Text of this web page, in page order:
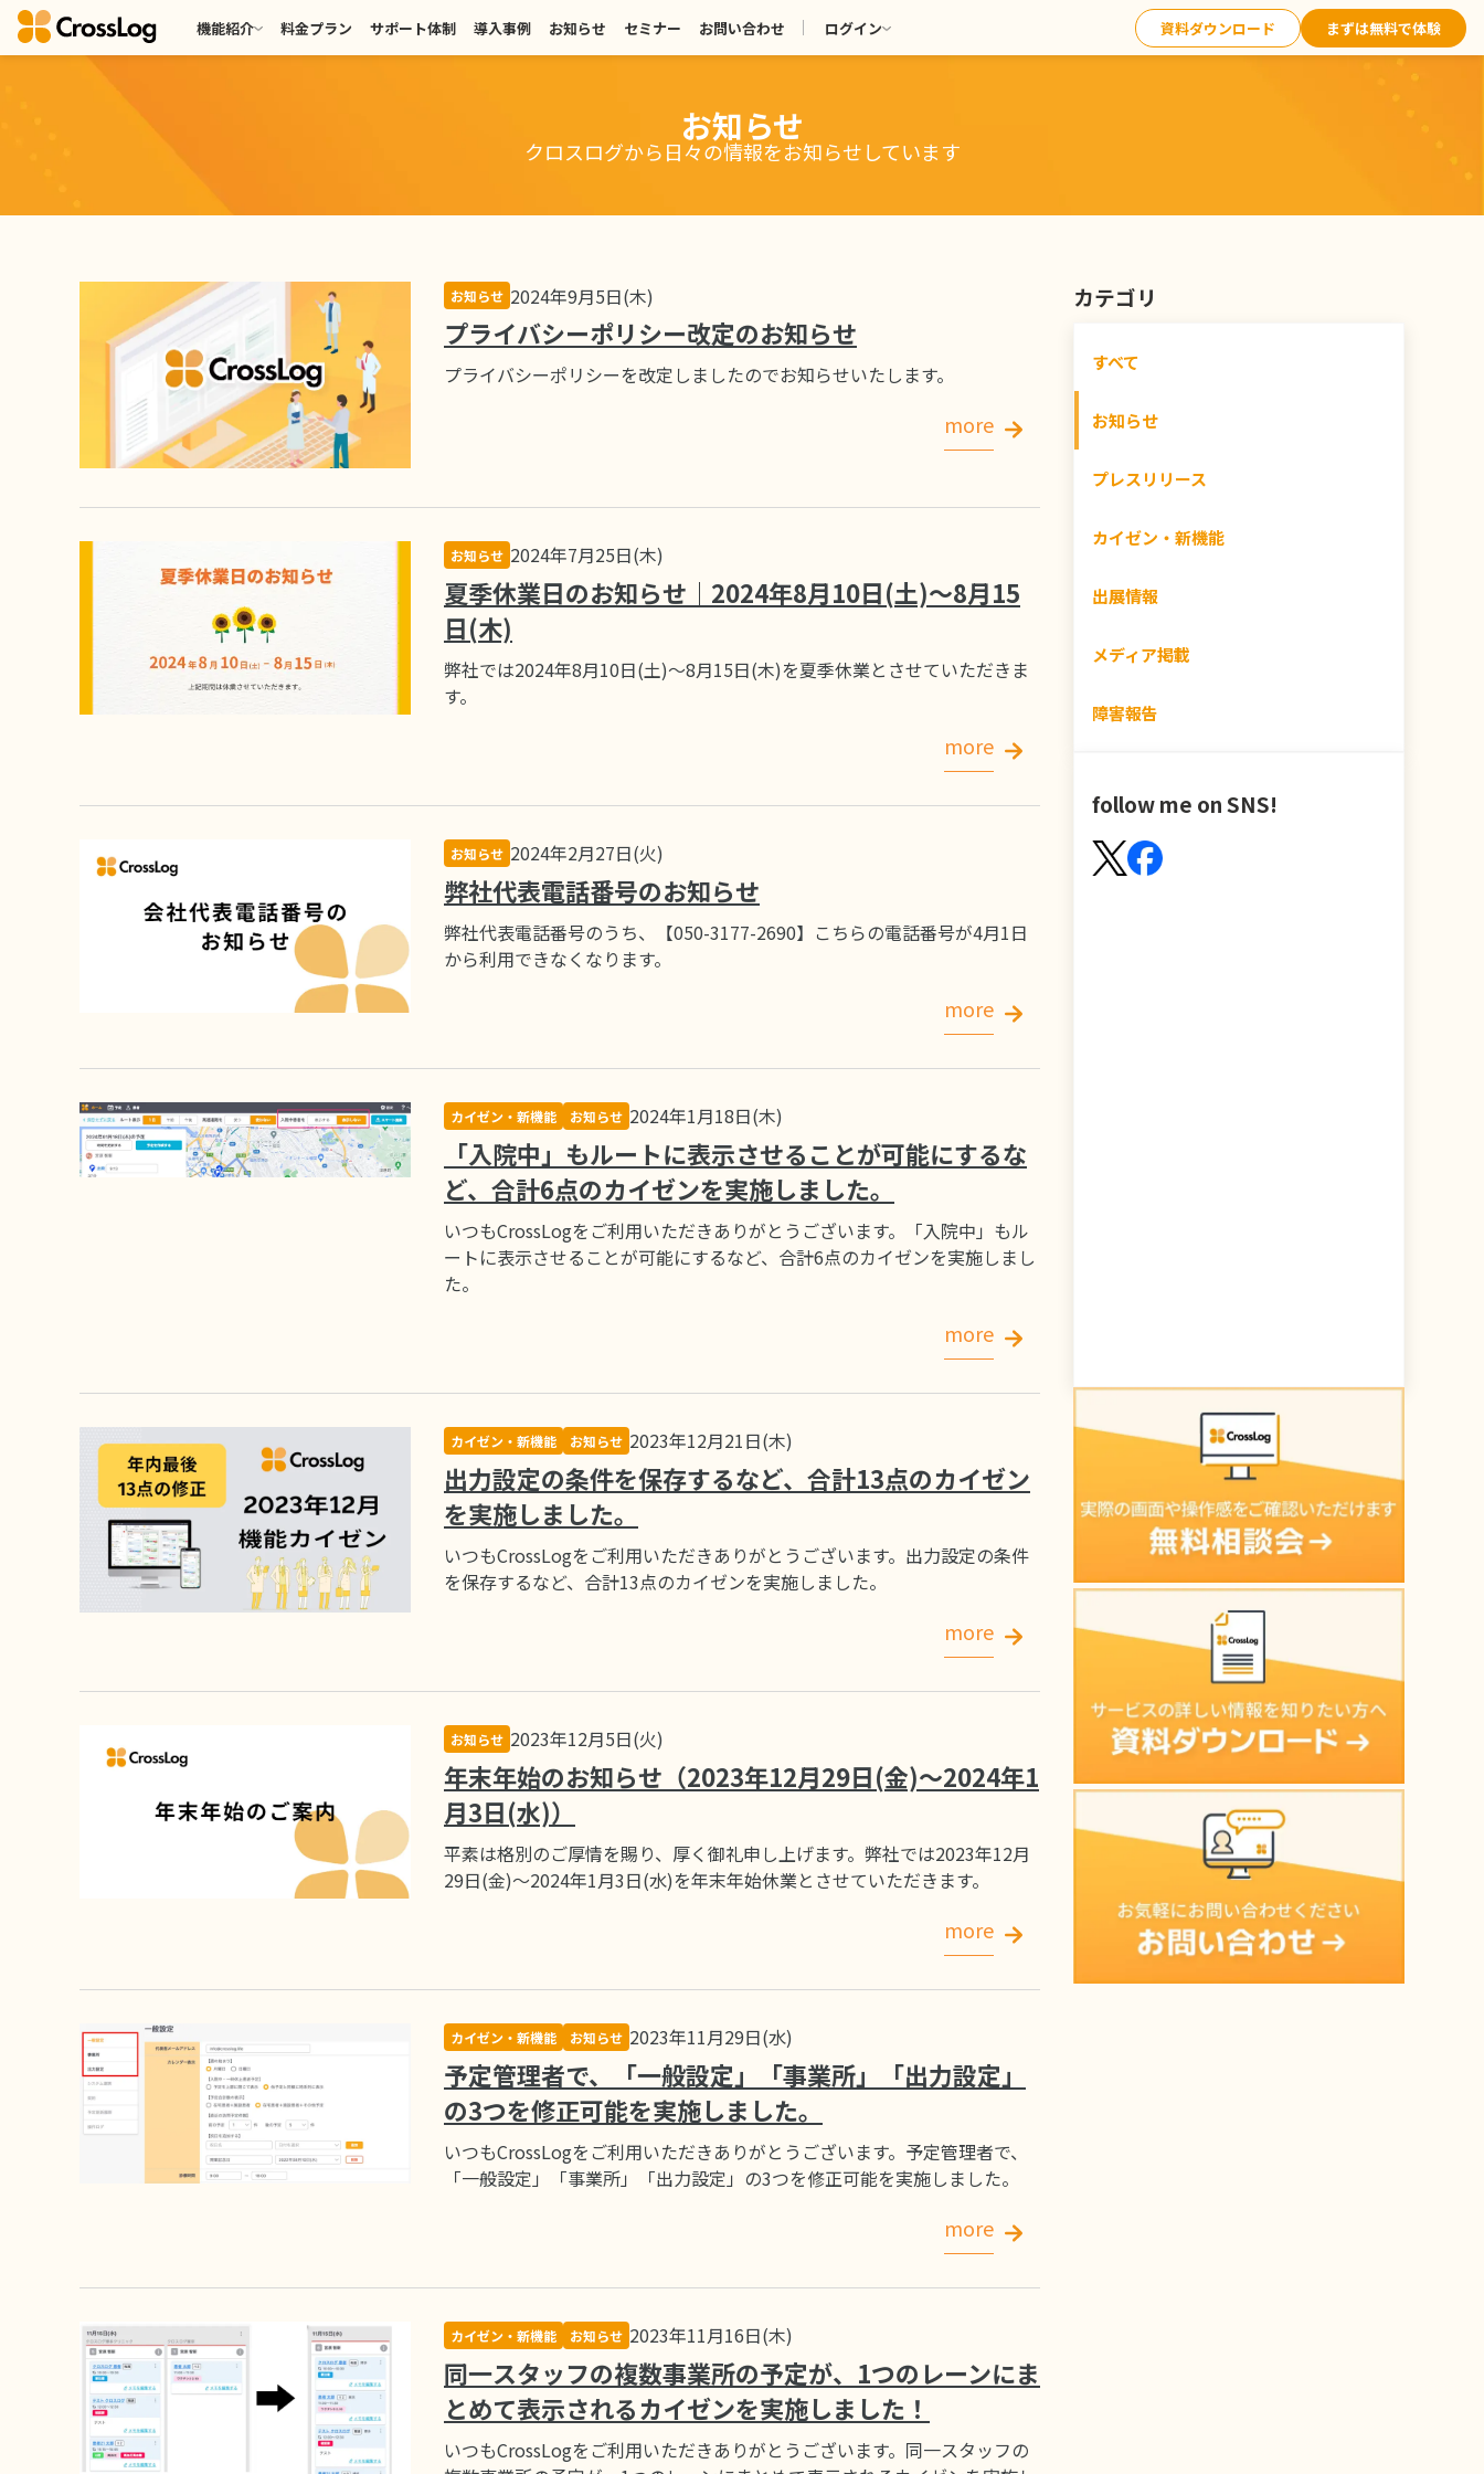
機能紹介 料金プラン サポート体制 導入事例 お知らせ セミナー お問い合わせ ログイン 資料ダウンロード まずは無料で体験
お知らせ
クロスログから日々の情報をお知らせしています
お知らせ 2024年9月5日(木)
プライバシーポリシー改定のお知らせ
プライバシーポリシーを改定しましたのでお知らせいたします。
more
お知らせ 2024年7月25日(木)
夏季休業日のお知らせ｜2024年8月10日(土)～8月15
日(木)
弊社では2024年8月10日(土)～8月15日(木)を夏季休業とさせていただきま
す。
more
お知らせ 2024年2月27日(火)
弊社代表電話番号のお知らせ
弊社代表電話番号のうち、【050-3177-2690】こちらの電話番号が4月1日
から利用できなくなります。
more
カイゼン・新機能 お知らせ 2024年1月18日(木)
「入院中」もルートに表示させることが可能にするな
ど、合計6点のカイゼンを実施しました。
いつもCrossLogをご利用いただきありがとうございます。「入院中」もル
ートに表示させることが可能にするなど、合計6点のカイゼンを実施しまし
た。
more
カイゼン・新機能 お知らせ 2023年12月21日(木)
出力設定の条件を保存するなど、合計13点のカイゼン
を実施しました。
いつもCrossLogをご利用いただきありがとうございます。出力設定の条件
を保存するなど、合計13点のカイゼンを実施しました。
more
お知らせ 2023年12月5日(火)
年末年始のお知らせ（2023年12月29日(金)～2024年1
月3日(水)）
平素は格別のご厚情を賜り、厚く御礼申し上げます。弊社では2023年12月
29日(金)～2024年1月3日(水)を年末年始休業とさせていただきます。
more
カイゼン・新機能 お知らせ 2023年11月29日(水)
予定管理者で、「一般設定」「事業所」「出力設定」
の3つを修正可能を実施しました。
いつもCrossLogをご利用いただきありがとうございます。予定管理者で、
「一般設定」「事業所」「出力設定」の3つを修正可能を実施しました。
more
カイゼン・新機能 お知らせ 2023年11月16日(木)
同一スタッフの複数事業所の予定が、1つのレーンにま
とめて表示されるカイゼンを実施しました！
いつもCrossLogをご利用いただきありがとうございます。同一スタッフの
カテゴリ
すべて
お知らせ
プレスリリース
カイゼン・新機能
出展情報
メディア掲載
障害報告
follow me on SNS!